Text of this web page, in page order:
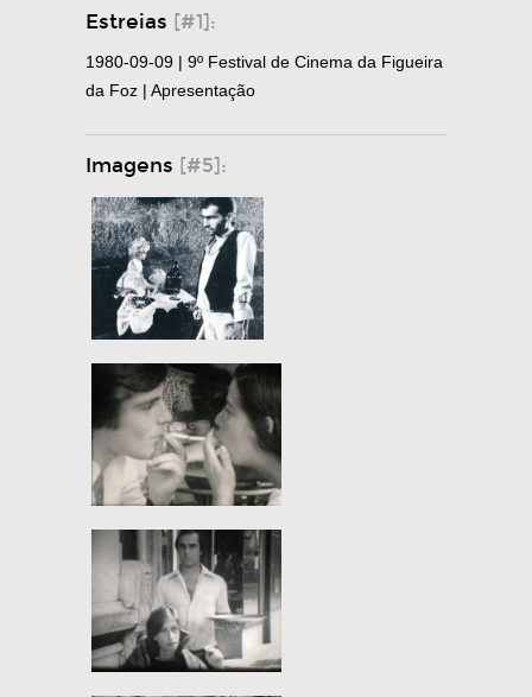
Estreias [#1]:
1980-09-09 | 9º Festival de Cinema da Figueira
da Foz | Apresentação
Imagens [#5]: